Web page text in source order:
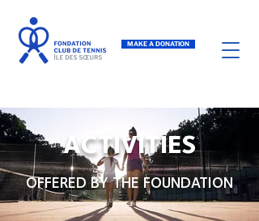
MAKE A DONATION
ACTIVITIES
OFFERED BY THE FOUNDATION